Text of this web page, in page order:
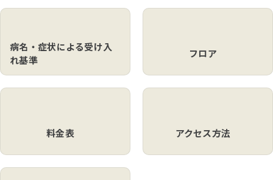
病名・症状による受け入
れ基準
フロア
料金表 アクセス方法